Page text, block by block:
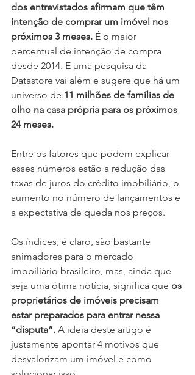
dos entrevistados afirmam que têm
intenção de comprar um imóvel nos
próximos 3 meses. É o maior
percentual de intenção de compra
desde 2014. E uma pesquisa da
Datastore vai além e sugere que há um
universo de 11 milhões de famílias de
olho na casa própria para os próximos
24 meses.
Entre os fatores que podem explicar
esses números estão a redução das
taxas de juros do crédito imobiliário, o
aumento no número de lançamentos e
a expectativa de queda nos preços.
Os índices, é claro, são bastante
animadores para o mercado
imobiliário brasileiro, mas, ainda que
seja uma ótima notícia, significa que os
proprietários de imóveis precisam
estar preparados para entrar nessa
“disputa”. A ideia deste artigo é
justamente apontar 4 motivos que
desvalorizam um imóvel e como